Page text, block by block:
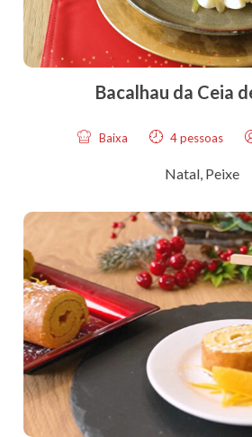
Bacalhau da Ceia
Baixa 4 pessoas
Natal, Peixe